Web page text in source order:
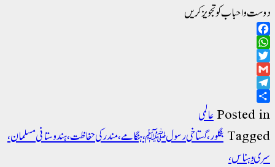
دوست و احباب کو تجویز کریں
Facebook
WhatsApp
Twitter
Gmail
Telegram
Share
Posted in عالمی
Tagged بنگلور، گستاخی رسول ﷺ، ہنگامے، مندر کی حفاظت، ہندوستانی مسلمان،
سری وہناس،